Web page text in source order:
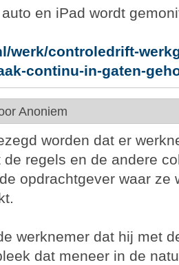
en iPad wordt
werk/controledrift-
continu-in-gaten-
Anoniem
worden dat er
de regels en de andere
opdrachtgever waar ze
werknemer dat hij met
dat meneer in de